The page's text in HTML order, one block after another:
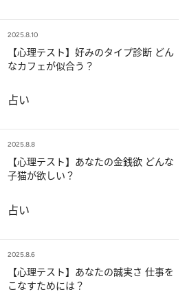
2025.8.10
【心理テスト】好みのタイプ診断 どん
なカフェが似合う？
占い
2025.8.8
【心理テスト】あなたの金銭欲 どんな
子猫が欲しい？
占い
2025.8.6
【心理テスト】あなたの誠実さ 仕事を
こなすためには？